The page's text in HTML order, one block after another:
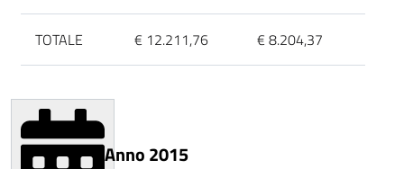
TOTALE € 12.211,76 € 8.204,37
Anno 2015